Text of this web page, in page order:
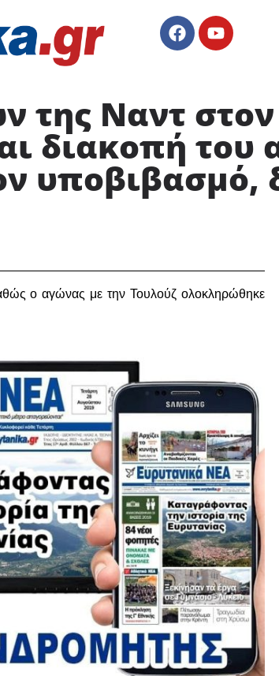
της Ναντ στον
διακοπή του
υποβιβασμό,
ο αγώνας με την Τουλούζ ολοκληρώθηκε